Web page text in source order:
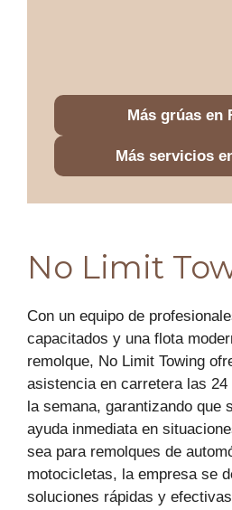
Más grúas en
Más servicios
No Limit
Con un equipo de
capacitados y una flota
remolque, No Limit Towing
asistencia en carretera las
la semana, garantizando que
ayuda inmediata en
sea para remolques de
motocicletas, la empresa se
soluciones rápidas y